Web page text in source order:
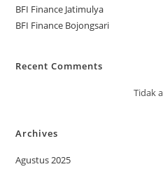
BFI Finance Jatimulya
BFI Finance Bojongsari
Recent Comments
Tidak
Archives
Agustus 2025